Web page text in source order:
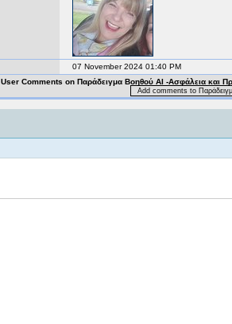
07 November 2024 01:40 PM
User Comments on Παράδειγμα Βοηθού ΑΙ -Ασφάλεια και
Add comments to